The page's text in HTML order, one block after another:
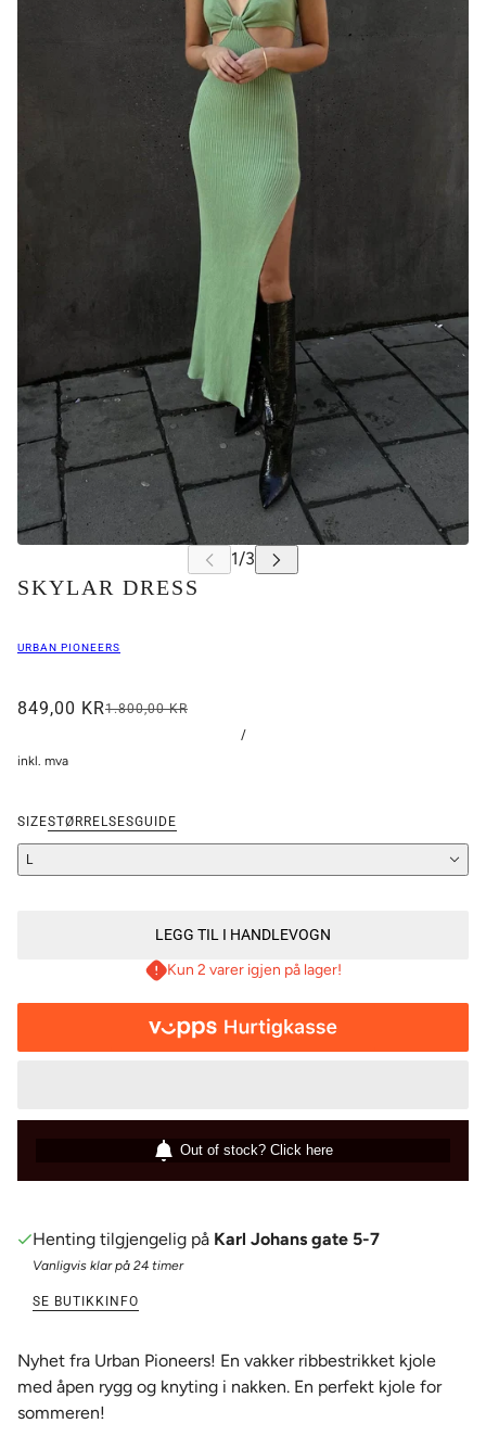
SKYLAR DRESS
URBAN PIONEERS
849,00 KR1.800,00 KR
/
inkl. mva
SIZESTØRRELSESGUIDE
L
LEGG TIL I HANDLEVOGN
Kun 2 varer igjen på lager!
Out of stock? Click here
Henting tilgjengelig på Karl Johans gate 5-7
Vanligvis klar på 24 timer
SE BUTIKKINFO
Nyhet fra Urban Pioneers! En vakker ribbestrikket kjole
med åpen rygg og knyting i nakken. En perfekt kjole for
sommeren!